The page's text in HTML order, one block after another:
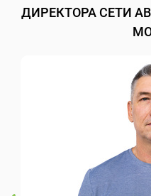
ДИРЕКТОРА СЕТИ